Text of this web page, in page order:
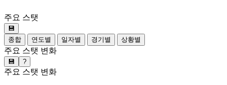
주요 스탯
💾
종합
연도별 일자별 경기별 상황별
주요 스탯 변화
💾 ?
주요 스탯 변화